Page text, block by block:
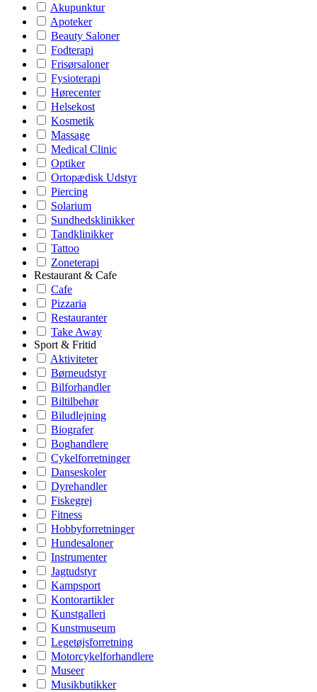
Akupunktur
Apoteker
Beauty Saloner
Fodterapi
Frisørsaloner
Fysioterapi
Hørecenter
Helsekost
Kosmetik
Massage
Medical Clinic
Optiker
Ortopædisk Udstyr
Piercing
Solarium
Sundhedsklinikker
Tandklinikker
Tattoo
Zoneterapi
Restaurant & Cafe
Cafe
Pizzaria
Restauranter
Take Away
Sport & Fritid
Aktiviteter
Børneudstyr
Bilforhandler
Biltilbehør
Biludlejning
Biografer
Boghandlere
Cykelforretninger
Danseskoler
Dyrehandler
Fiskegrej
Fitness
Hobbyforretninger
Hundesaloner
Instrumenter
Jagtudstyr
Kampsport
Kontorartikler
Kunstgalleri
Kunstmuseum
Legetøjsforretning
Motorcykelforhandlere
Museer
Musikbutikker